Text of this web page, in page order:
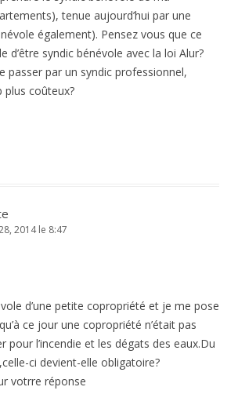
tenue aujourd’hui par une
également). Pensez vous que ce
d’être syndic bénévole avec la loi Alur?
passer par un syndic professionnel,
coûteux?
2014 le 8:47
d’une petite copropriété et je me pose
ce jour une copropriété n’était pas
pour l’incendie et les dégats des eaux.Du
ci devient-elle obligatoire?
votrre réponse